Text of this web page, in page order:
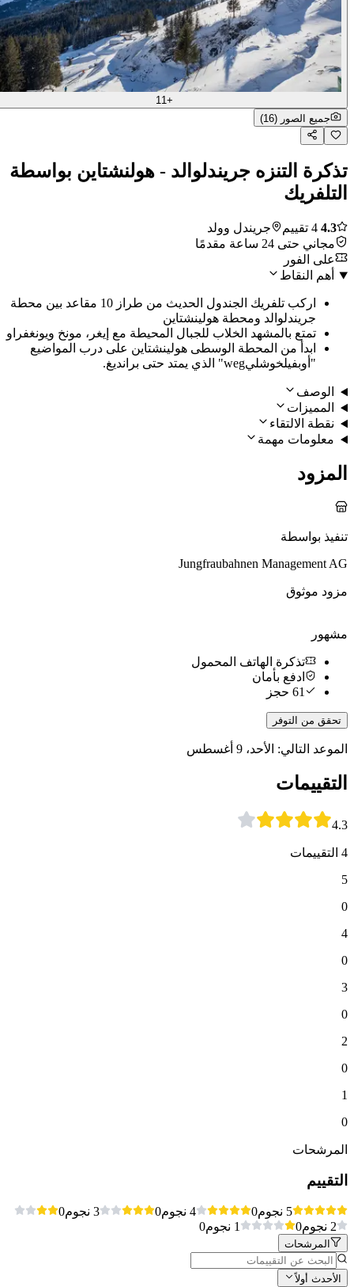
+11
جميع الصور (16)
تذكرة التنزه جريندلوالد - هولنشتاين بواسطة
التلفريك
4.3
جريندل وولد
مجاني حتى 24 ساعة مقدمًا
على الفور
أهم النقاط
اركب تلفريك الجندول الحديث من طراز 10 مقاعد بين محطة
جريندلوالد ومحطة هولينشتاين
تمتع بالمشهد الخلاب للجبال المحيطة مع إيغر، مونخ ويونغفراو
ابدأ من المحطة الوسطى هولينشتاين على درب المواضيع
"أوبفيلخوشليweg" الذي يمتد حتى برانديغ.
الوصف
المميزات
نقطة الالتقاء
معلومات مهمة
المزود
تنفيذ بواسطة
Jungfraubahnen Management AG
مزود موثوق
مشهور
تذكرة الهاتف المحمول
ادفع بأمان
61 حجز
تحقق من التوفر
الموعد التالي: الأحد، 9 أغسطس
التقييمات
4.3
4 التقييمات
5
0
4
0
3
0
2
0
1
0
المرشحات
التقييم
5 نجوم 0 4 نجوم 0 3 نجوم
0
2 نجوم
0 1 نجوم 0
المرشحات
الأحدث أولاً